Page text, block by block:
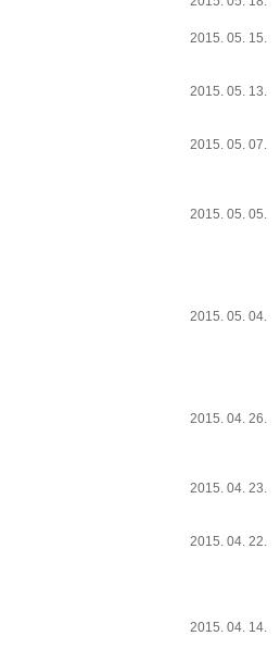
2015. 05. 15.
2015. 05. 13.
2015. 05. 07.
2015. 05. 05.
2015. 05. 04.
2015. 04. 26.
2015. 04. 23.
2015. 04. 22.
2015. 04. 14.